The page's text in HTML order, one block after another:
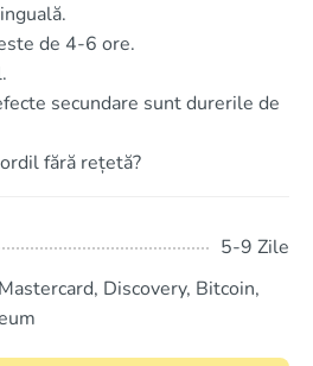
de 4-6 ore.
secundare sunt durerile de
fără rețetă?
5-9 Zile
Discovery, Bitcoin,